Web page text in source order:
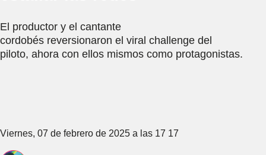
El productor y el cantante
cordobés reversionaron el viral challenge del
piloto, ahora con ellos mismos como protagonistas.
Viernes, 07 de febrero de 2025 a las 17 17